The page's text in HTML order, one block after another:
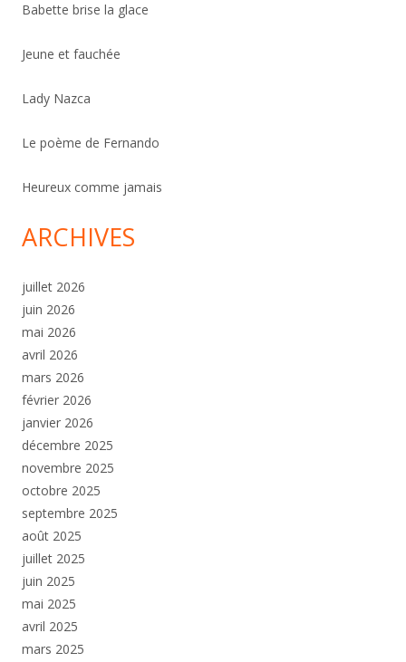
Babette brise la glace
Jeune et fauchée
Lady Nazca
Le poème de Fernando
Heureux comme jamais
ARCHIVES
juillet 2026
juin 2026
mai 2026
avril 2026
mars 2026
février 2026
janvier 2026
décembre 2025
novembre 2025
octobre 2025
septembre 2025
août 2025
juillet 2025
juin 2025
mai 2025
avril 2025
mars 2025